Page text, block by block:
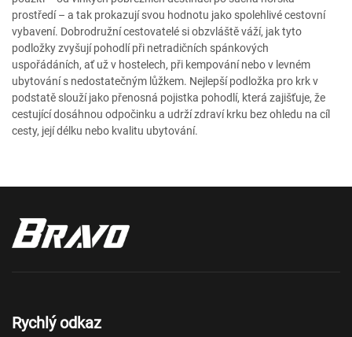
prostředí – a tak prokazují svou hodnotu jako spolehlivé cestovní
vybavení. Dobrodružní cestovatelé si obzvláště váží, jak tyto
podložky zvyšují pohodlí při netradičních spánkových
uspořádáních, ať už v hostelech, při kempování nebo v levném
ubytování s nedostatečným lůžkem. Nejlepší podložka pro krk v
podstatě slouží jako přenosná pojistka pohodlí, která zajišťuje, že
cestující dosáhnou odpočinku a udrží zdraví krku bez ohledu na cíl
cesty, její délku nebo kvalitu ubytování.
Rychlý odkaz